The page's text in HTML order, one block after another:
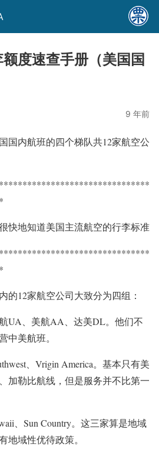
度速查手册（美国国
9 年前
国内航班的四个梯队共12家航空公
快地知道美国主流航空的行李标准
的12家航空公司大致分为四组：
UA、美航AA、达美DL。他们不
中美航班。
、Vrigin America。基本只有美
加勒比航线，但是服务并不比第一
、Sun Country。这三家算是地域
地域性优待政策。